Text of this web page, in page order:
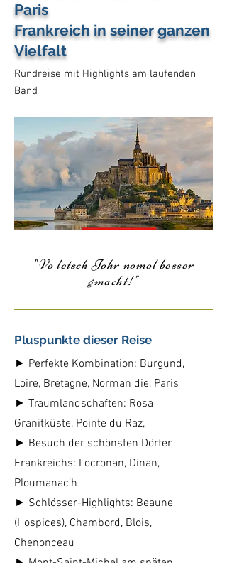
Paris
Frankreich in seiner ganzen
Vielfalt
Rundreise mit Highlights am laufenden
Band
"Vo letsch Johr nomol besser
gmacht!"
Pluspunkte dieser Reise
► Perfekte Kombination: Burgund,
Loire, Bretagne, Norman die, Paris
► Traumlandschaften: Rosa
Granitküste, Pointe du Raz,
► Besuch der schönsten Dörfer
Frankreichs: Locronan, Dinan,
Ploumanac’h
► Schlösser-Highlights: Beaune
(Hospices), Chambord, Blois,
Chenonceau